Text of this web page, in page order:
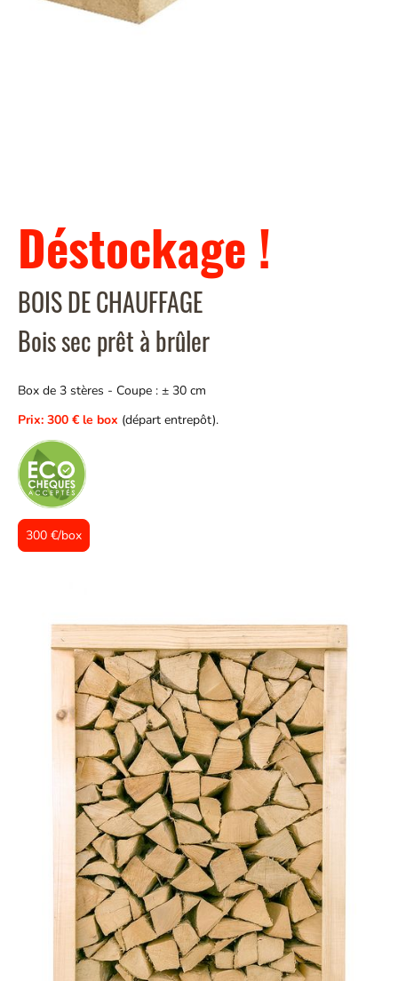
Déstockage !
BOIS DE CHAUFFAGE
Bois sec prêt à brûler
Box de 3 stères - Coupe : ± 30 cm
Prix: 300 € le box (départ entrepôt).
300 €/box